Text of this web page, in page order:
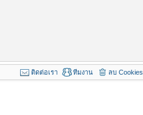
ลบ Cookies
ทีมงาน
ติดต่อเรา